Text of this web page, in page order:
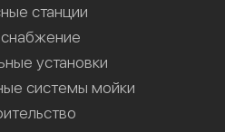
станции
установки
системы мойки